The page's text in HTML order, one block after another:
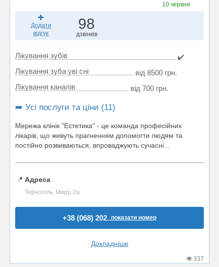
10 червня
Додати
відгук
98
дзвінків
Лікування зубів
✔️
Лікування зуба уві сні
від 8500 грн.
Лікування каналів
від 700 грн.
➡️ Усі послуги та ціни (11)
Мережа клінік "Естетика" - це команда професійних
лікарів, що живуть прагненням допомогти людям та
постійно розвиваються, впроваджують сучасні...
📍 Адреса
Тернопіль, Миру, 2а
+38 (068) 202..показати номер
Докладніше
337